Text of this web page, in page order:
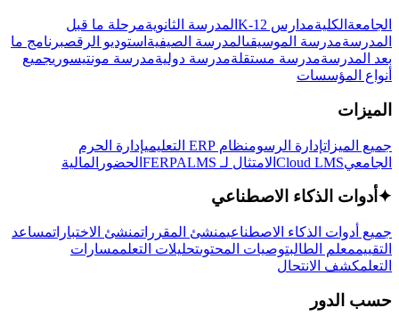
الجامعة الكليةمدارس K-12 المدرسة الثانويةمرحلة ما قبل
المدرسةمدرسة الموسيقىالمدرسة الصيفية استوديو الرقصبرنامج ما
بعد المدرسةمدرسة مستقلةمدرسة دوليةمدرسة مونتيسوريجميع
أنواع المؤسسات
الميزات
جميع الميزاتإدارة الرسومنظام ERP التعليمي
إدارة الحرم
الجامعيCloud LMS الامتثال لـ FERPA LMS الحضور المالية
✦ أدوات الذكاء الاصطناعي
جميع أدوات الذكاء الاصطناعيمنشئ المقرراتمنشئ الاختباراتمساعد
التقييممعلم الطالبتوصيات المحتوىتحليلات التعلممسارات
التعلمكشف الانتحال
حسب الدور